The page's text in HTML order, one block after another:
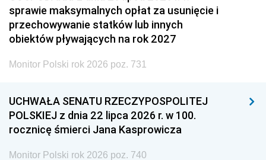
sprawie maksymalnych opłat za usunięcie i
przechowywanie statków lub innych
obiektów pływających na rok 2027
Monitor Polski rok 2026 poz. 731
UCHWAŁA SENATU RZECZYPOSPOLITEJ
POLSKIEJ z dnia 22 lipca 2026 r. w 100.
rocznicę śmierci Jana Kasprowicza
Monitor Polski rok 2026 poz. 740